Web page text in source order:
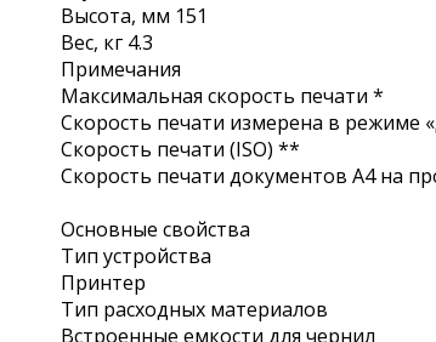
Высота, мм 151
Вес, кг 4.3
Примечания
Максимальная скорость печати *
Скорость печати измерена в режиме
Скорость печати (ISO) **
Скорость печати документов A4 на
Основные свойства
Тип устройства
Принтер
Тип расходных материалов
Встроенные емкости для чернил